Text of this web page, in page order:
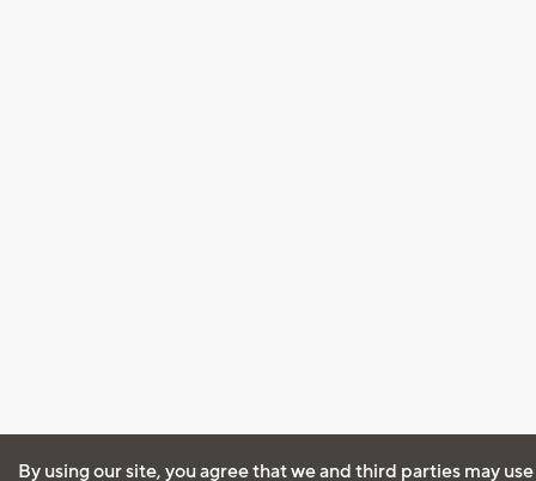
By using our site, you agree that we and third parties may